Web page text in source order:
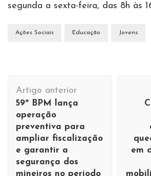
segunda a sexta-feira, das 8h às
Ações Sociais Educação Jovens
Navegação
de
post
Artigo anterior
59º BPM lança
operação
preventiva para
ampliar fiscalização
e garantir a
segurança dos
mineiros no período
em